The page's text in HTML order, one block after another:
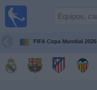
FIFA Copa Mundial 2026
Guía de
Televisados